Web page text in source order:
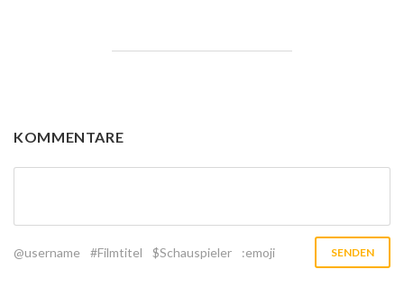
KOMMENTARE
@username #Filmtitel $Schauspieler :emoji